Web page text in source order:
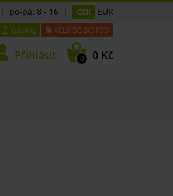
| po-pá: 8 - 16 | CZK EUR
Katalog VELKOOBCHOD
Přihlásit 0 0 Kč